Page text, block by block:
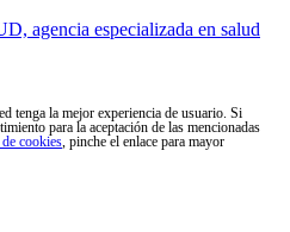
agencia especializada en salud
tenga la mejor experiencia de usuario. Si
para la aceptación de las mencionadas
cookies, pinche el enlace para mayor